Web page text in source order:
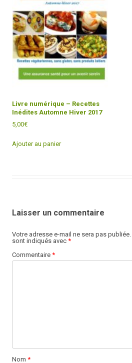
Livre numérique – Recettes
Inédites Automne Hiver 2017
5,00€
Ajouter au panier
Laisser un commentaire
Votre adresse e-mail ne sera pas publiée.
sont indiqués avec *
Commentaire *
Nom *